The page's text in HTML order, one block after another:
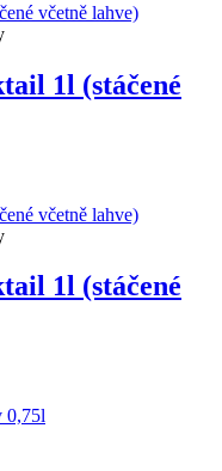
1l (stáčené
1l (stáčené